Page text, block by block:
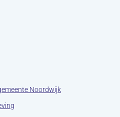
nieuw tabblad)
tabblad)
Noordwijk(opent in nieuw